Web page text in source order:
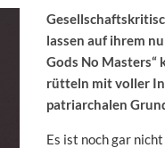
lassen auf ihrem
Gods No Masters“
rütteln mit voller
patriarchalen
Es ist noch gar